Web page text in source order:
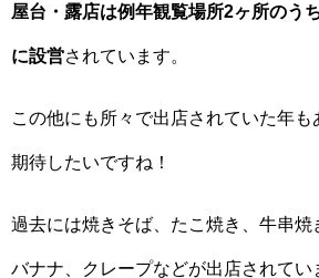
屋台・露店は例年観覧場所2ヶ所のう
に設営されています。
この他にも所々で出店されていた年も
期待したいですね！
過去には焼きそば、たこ焼き、牛串焼
バナナ、クレープなどが出店されてい